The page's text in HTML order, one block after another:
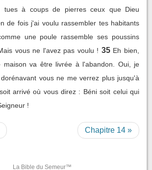
tues à coups de pierres ceux que Dieu
de fois j'ai voulu rassembler tes habitants
une poule rassemble ses poussins
vous ne l'avez pas voulu ! 35 Eh bien,
maison va être livrée à l'abandon. Oui, je
vous ne me verrez plus jusqu'à
arrivé où vous direz : Béni soit celui qui
!
Chapitre 14 »
La Bible du Semeur™